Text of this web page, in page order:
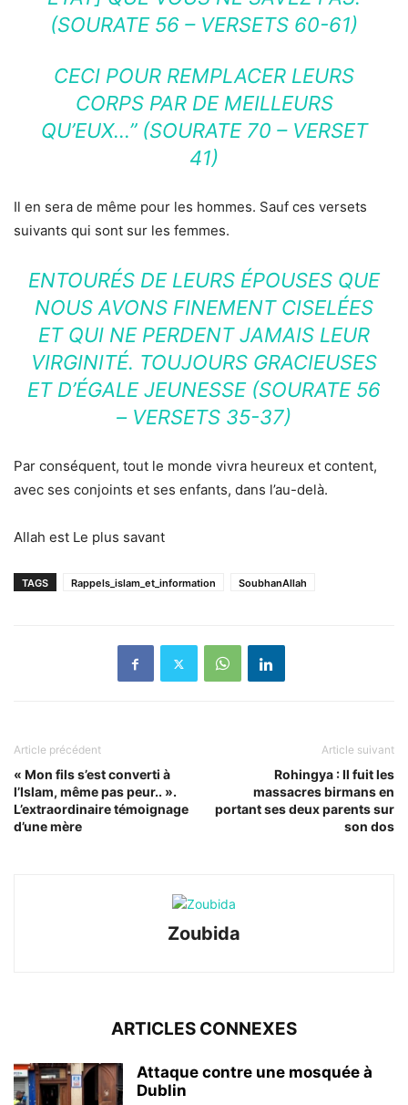
(SOURATE 56 – VERSETS 60-61)
CECI POUR REMPLACER LEURS
CORPS PAR DE MEILLEURS
QU’EUX…” (SOURATE 70 – VERSET
41)
Il en sera de même pour les hommes. Sauf ces versets
suivants qui sont sur les femmes.
ENTOURÉS DE LEURS ÉPOUSES QUE
NOUS AVONS FINEMENT CISELÉES
ET QUI NE PERDENT JAMAIS LEUR
VIRGINITÉ. TOUJOURS GRACIEUSES
ET D’ÉGALE JEUNESSE (SOURATE 56
– VERSETS 35-37)
Par conséquent, tout le monde vivra heureux et content,
avec ses conjoints et ses enfants, dans l’au-delà.
Allah est Le plus savant
TAGS Rappels_islam_et_information SoubhanAllah
Article précédent
« Mon fils s’est converti à
l’Islam, même pas peur.. ».
L’extraordinaire témoignage
d’une mère
Article suivant
Rohingya : Il fuit les
massacres birmans en
portant ses deux parents sur
son dos
Zoubida
ARTICLES CONNEXES
Attaque contre une mosquée à
Dublin